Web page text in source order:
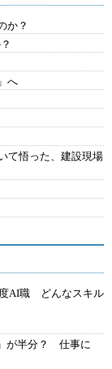
か？
へ
て悟った、建設現場
AI職 どんなスキル
が半分？ 仕事に